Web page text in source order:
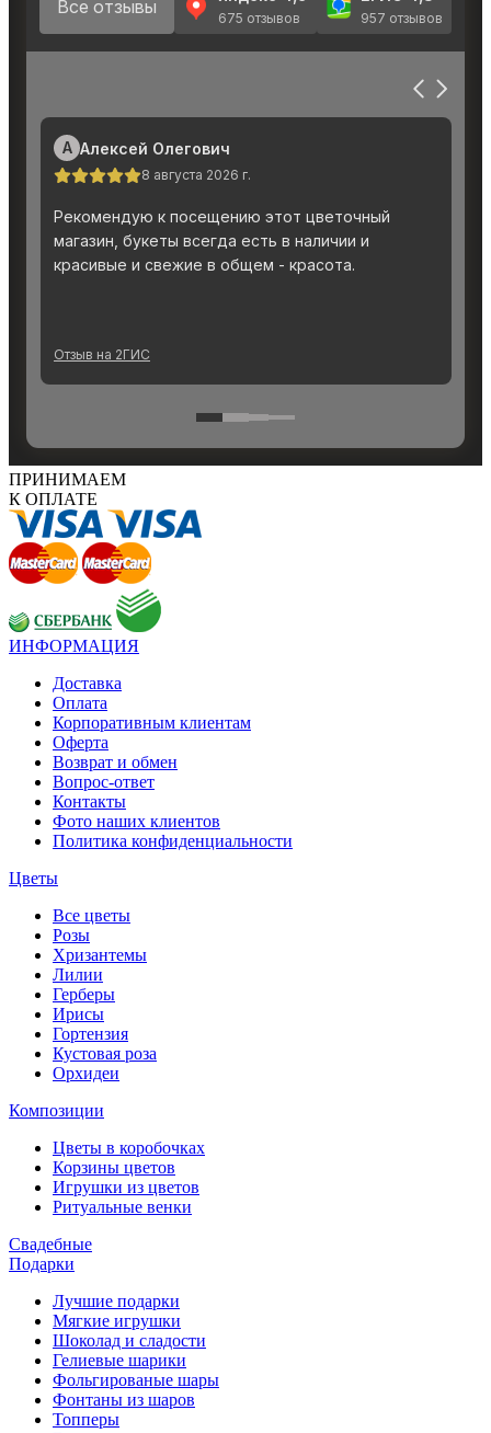
ПРИНИМАЕМ
К ОПЛАТЕ
ИНФОРМАЦИЯ
Доставка
Оплата
Корпоративным клиентам
Оферта
Возврат и обмен
Вопрос-ответ
Контакты
Фото наших клиентов
Политика конфиденциальности
Цветы
Все цветы
Розы
Хризантемы
Лилии
Герберы
Ирисы
Гортензия
Кустовая роза
Орхидеи
Композиции
Цветы в коробочках
Корзины цветов
Игрушки из цветов
Ритуальные венки
Свадебные
Подарки
Лучшие подарки
Мягкие игрушки
Шоколад и сладости
Гелиевые шарики
Фольгированые шары
Фонтаны из шаров
Топперы